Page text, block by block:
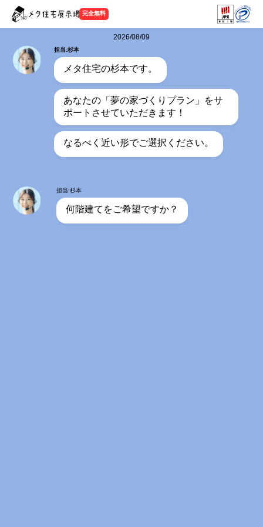
完全無料
2026/08/09
担当:杉本
メタ住宅の杉本です。
あなたの「夢の家づくりプラン」をサ
ポートさせていただきます！
なるべく近い形でご選択ください。
担当:杉本
何階建てをご希望ですか？